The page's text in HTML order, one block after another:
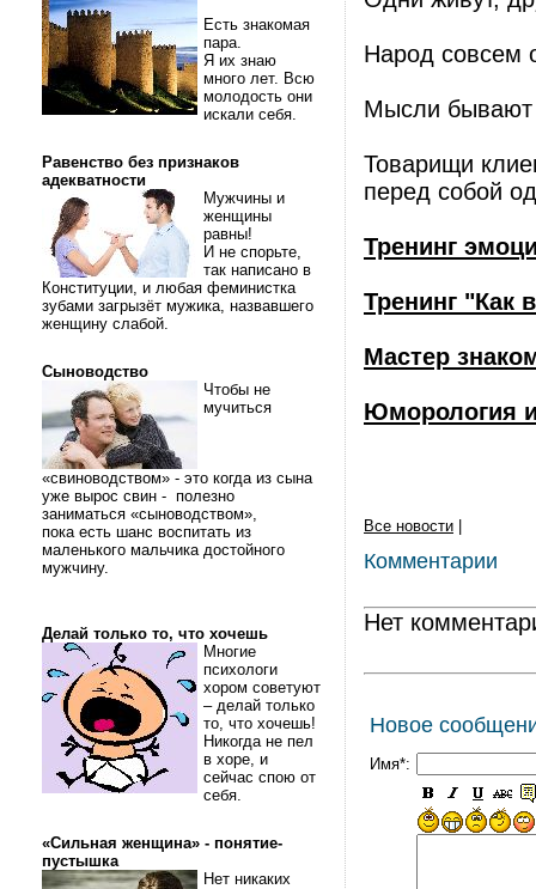
Есть знакомая
пара.
Я их знаю
много лет. Всю
молодость они
искали себя.
Равенство без признаков
адекватности
Мужчины и
женщины
равны!
И не спорьте,
так написано в
Конституции, и любая феминистка
зубами загрызёт мужика, назвавшего
женщину слабой.
Сыноводство
Чтобы не
мучиться
«свиноводством» - это когда из сына
уже вырос свин - полезно
заниматься «сыноводством»,
пока есть шанс воспитать из
маленького мальчика достойного
мужчину.
Делай только то, что хочешь
Многие
психологи
хором советуют
– делай только
то, что хочешь!
Никогда не пел
в хоре, и
сейчас спою от
себя.
«Сильная женщина» - понятие-
пустышка
Нет никаких
Народ совсем
Мысли
Товарищи
перед собой
Тренинг
Тренинг "Как
Мастер
Юморология
Все новости
Комментарии
Нет
Новое
Имя*: